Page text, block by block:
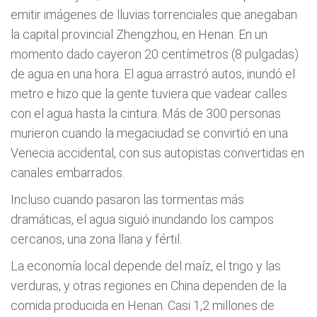
emitir imágenes de lluvias torrenciales que anegaban
la capital provincial Zhengzhou, en Henan. En un
momento dado cayeron 20 centímetros (8 pulgadas)
de agua en una hora. El agua arrastró autos, inundó el
metro e hizo que la gente tuviera que vadear calles
con el agua hasta la cintura. Más de 300 personas
murieron cuando la megaciudad se convirtió en una
Venecia accidental, con sus autopistas convertidas en
canales embarrados.
Incluso cuando pasaron las tormentas más
dramáticas, el agua siguió inundando los campos
cercanos, una zona llana y fértil.
La economía local depende del maíz, el trigo y las
verduras, y otras regiones en China dependen de la
comida producida en Henan. Casi 1,2 millones de